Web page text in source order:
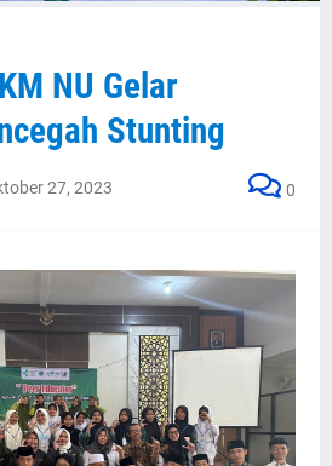
NU Gelar
Stunting
27, 2023 0